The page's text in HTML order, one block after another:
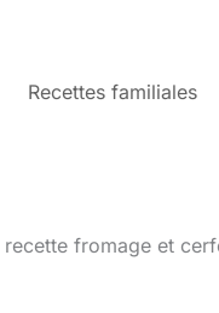
Recettes familiales
fromage et